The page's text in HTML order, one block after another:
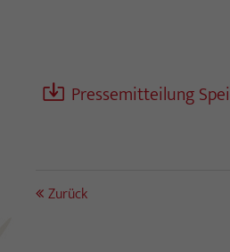
Pressemitteilung
Zurück